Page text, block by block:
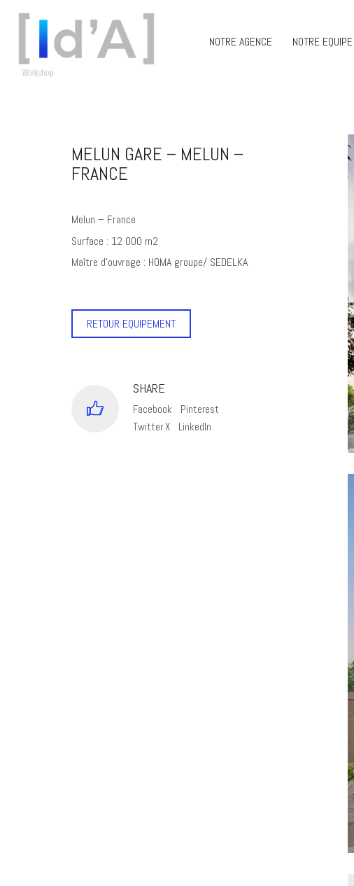
NOTRE AGENCE NOTRE EQUIPE
MELUN GARE – MELUN –
FRANCE
Melun – France
Surface : 12 000 m2
Maître d’ouvrage : HOMA groupe/ SEDELKA
RETOUR EQUIPEMENT
SHARE
Facebook
Pinterest
Twitter X
LinkedIn